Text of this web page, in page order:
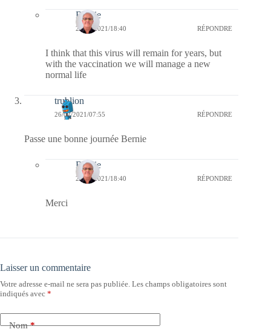
Bernie
26/02/2021/18:40 RÉPONDRE
I think that this virus will remain for years, but
with the vaccination we will manage a new
normal life
trublion
26/02/2021/07:55 RÉPONDRE
Passe une bonne journée Bernie
Bernie
26/02/2021/18:40 RÉPONDRE
Merci
Laisser un commentaire
Votre adresse e-mail ne sera pas publiée. Les champs obligatoires sont
indiqués avec *
Nom*